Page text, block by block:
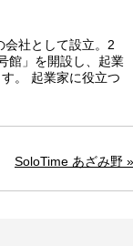
会社として設立。2
館」を開設し、起業
。 起業家に役立つ
SoloTime あざみ野 »